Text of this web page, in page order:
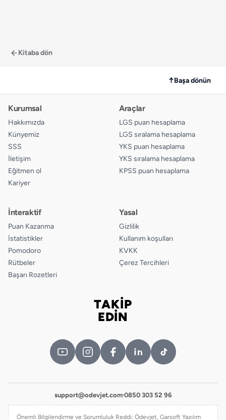
Kitaba dön
↑Başa dönün
Kurumsal
Hakkımızda
Künyemiz
SSS
İletişim
Eğitmen ol
Kariyer
Araçlar
LGS puan hesaplama
LGS sıralama hesaplama
YKS puan hesaplama
YKS sıralama hesaplama
KPSS puan hesaplama
İnteraktif
Puan Kazanma
İstatistikler
Pomodoro
Rütbeler
Başarı Rozetleri
Yasal
Gizlilik
Kullanım koşulları
KVKK
Çerez Tercihleri
TAKİP
EDİN
support@odevjet.com·0850 303 52 96
Önemli Bilgilendirme ve Sorumluluk Reddi: Ödevjet, Garsoft Yazılım